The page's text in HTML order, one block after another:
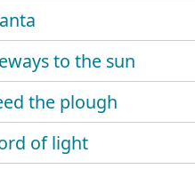
to the sun
the plough
of light